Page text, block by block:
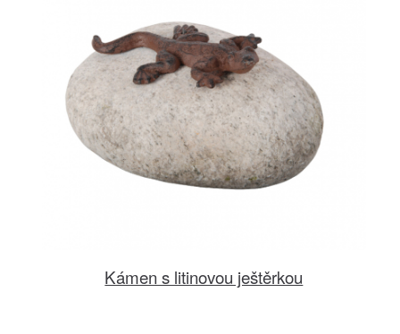
Kámen s litinovou ještěrkou